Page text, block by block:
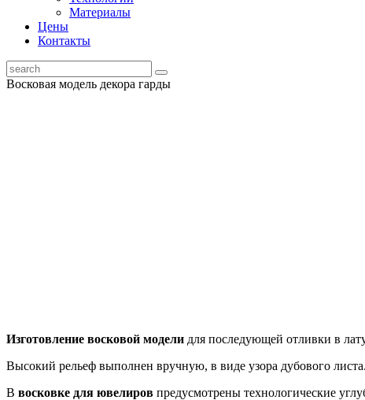
Материалы
Цены
Контакты
Восковая модель декора гарды
Изготовление восковой модели для последующей отливки в
Высокий рельеф выполнен вручную, в виде узора дубового
В восковке для ювелиров предусмотрены технологические